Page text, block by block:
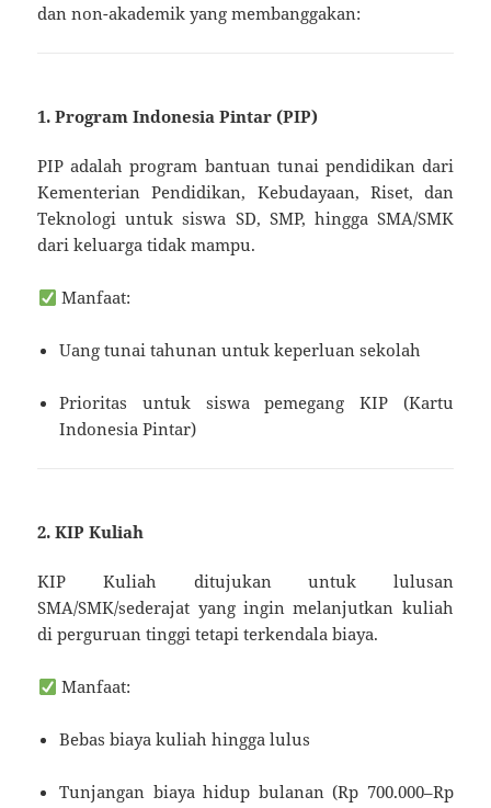
dan non-akademik yang membanggakan:
1. Program Indonesia Pintar (PIP)
PIP adalah program bantuan tunai pendidikan dari
Kementerian Pendidikan, Kebudayaan, Riset, dan
Teknologi untuk siswa SD, SMP, hingga SMA/SMK
dari keluarga tidak mampu.
Manfaat:
Uang tunai tahunan untuk keperluan sekolah
Prioritas untuk siswa pemegang KIP (Kartu
Indonesia Pintar)
2. KIP Kuliah
KIP Kuliah ditujukan untuk lulusan
SMA/SMK/sederajat yang ingin melanjutkan kuliah
di perguruan tinggi tetapi terkendala biaya.
Manfaat:
Bebas biaya kuliah hingga lulus
Tunjangan biaya hidup bulanan (Rp 700.000–Rp